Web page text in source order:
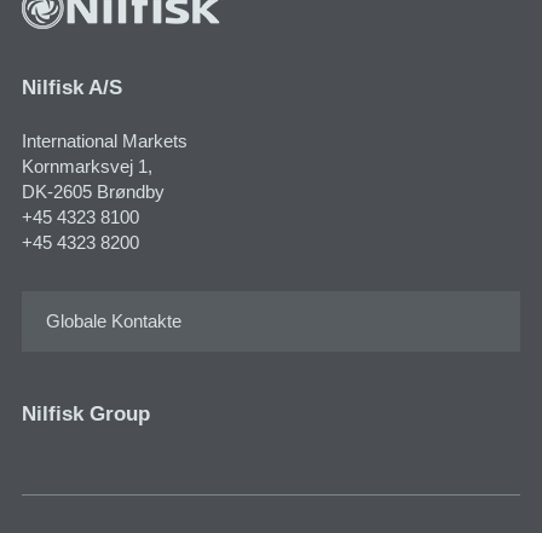
Nilfisk A/S
International Markets
Kornmarksvej 1​,
DK-2605 Brøndby
+45 4323 8100
+45 4323 8200
Globale Kontakte
Nilfisk Group